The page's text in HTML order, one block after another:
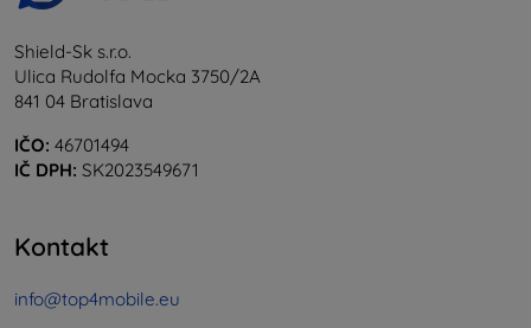
Shield-Sk s.r.o.
Ulica Rudolfa Mocka 3750/2A
841 04 Bratislava
IČO: 46701494
IČ DPH: SK2023549671
Kontakt
info@top4mobile.eu